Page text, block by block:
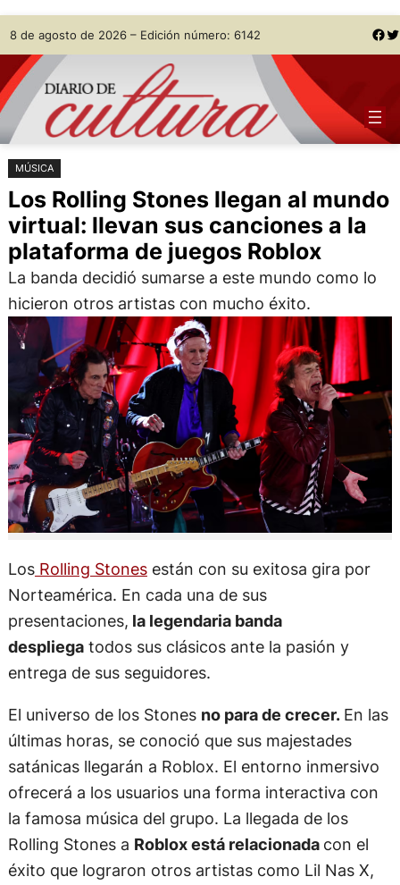
Saltar
al
contenido
Skip
to
content
8 de agosto de 2026 – Edición número: 6142 Facebook Twitter
MÚSICA
Los Rolling Stones llegan al mundo
virtual: llevan sus canciones a la
plataforma de juegos Roblox
La banda decidió sumarse a este mundo como lo
hicieron otros artistas con mucho éxito.
LosRolling Stonesestán con su exitosa gira por
Norteamérica. En cada una de sus
presentaciones, la legendaria banda
despliegatodos sus clásicos ante la pasión y
entrega de sus seguidores.
El universo de los Stones no para de crecer. En las
últimas horas, se conoció que sus majestades
satánicas llegarán a Roblox. El entorno inmersivo
ofrecerá a los usuarios una forma interactiva con
la famosa música del grupo. La llegada de los
Rolling Stones a Roblox está relacionada con el
éxito que lograron otros artistas como Lil Nas X,